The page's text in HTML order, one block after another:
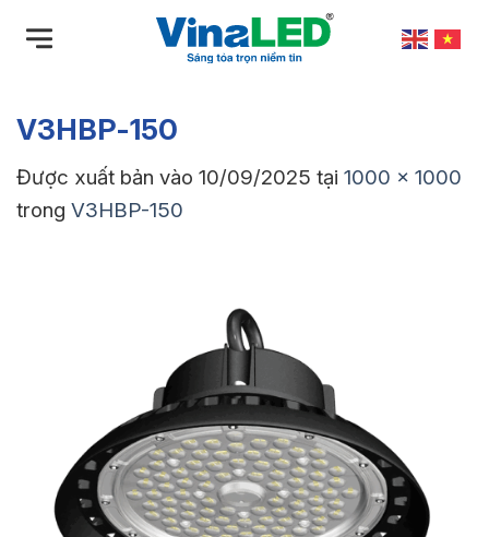
qua
dung
V3HBP-150
Được xuất bản vào 10/09/2025 tại 1000 × 1000
trong V3HBP-150